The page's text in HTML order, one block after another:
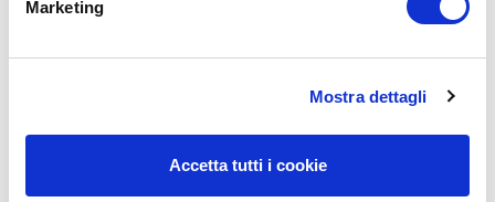
Marketing
Mostra dettagli
Accetta tutti i cookie
La tua email (controlla che sia corretta, mi